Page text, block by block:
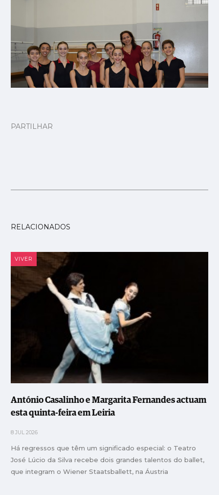
PARTILHAR
RELACIONADOS
VIVER
António Casalinho e Margarita Fernandes actuam
esta quinta-feira em Leiria
8 JUL 2026
Há regressos que têm um significado especial: o Teatro
José Lúcio da Silva recebe dois grandes talentos do ballet,
que integram o Wiener Staatsballett, na Áustria